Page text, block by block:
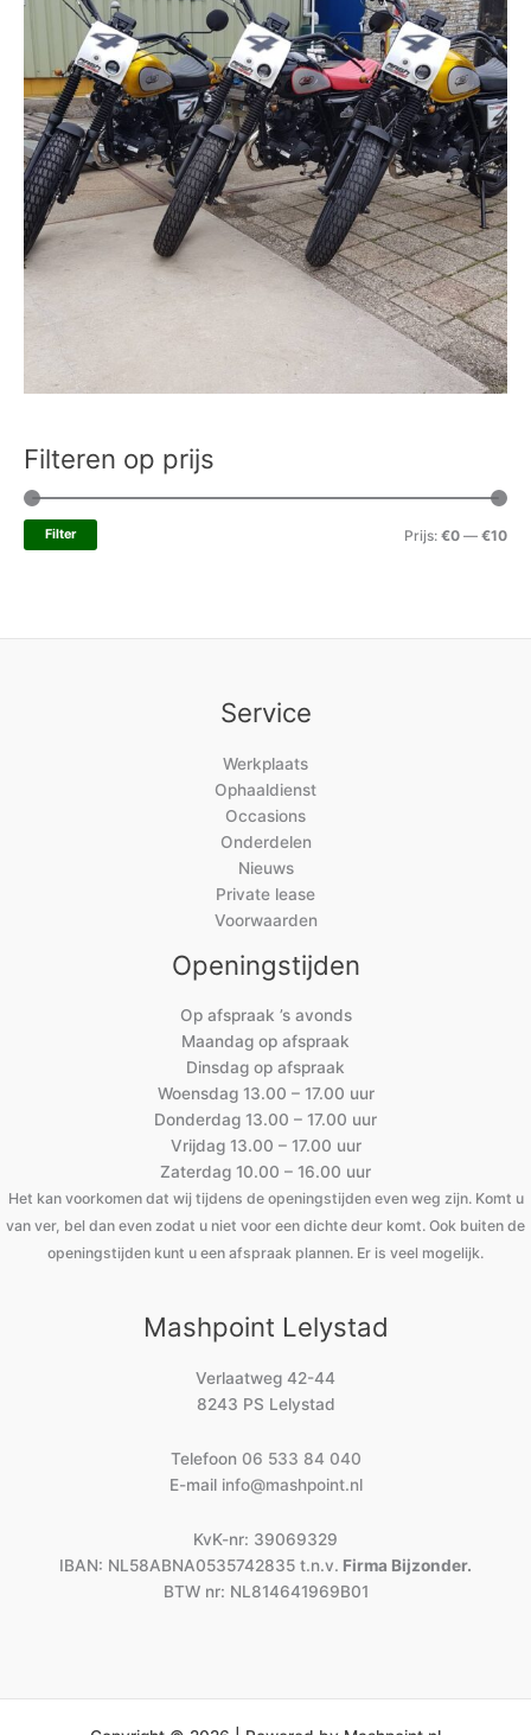
Filteren op prijs
Filter Prijs: €0 — €10
Service
Werkplaats
Ophaaldienst
Occasions
Onderdelen
Nieuws
Private lease
Voorwaarden
Openingstijden
Op afspraak ’s avonds
Maandag op afspraak
Dinsdag op afspraak
Woensdag 13.00 – 17.00 uur
Donderdag 13.00 – 17.00 uur
Vrijdag 13.00 – 17.00 uur
Zaterdag 10.00 – 16.00 uur
Het kan voorkomen dat wij tijdens de openingstijden even weg zijn. Komt u
van ver, bel dan even zodat u niet voor een dichte deur komt. Ook buiten de
openingstijden kunt u een afspraak plannen. Er is veel mogelijk.
Mashpoint Lelystad
Verlaatweg 42-44
8243 PS Lelystad
Telefoon 06 533 84 040
E-mail info@mashpoint.nl
KvK-nr: 39069329
IBAN: NL58ABNA0535742835 t.n.v. Firma Bijzonder.
BTW nr: NL814641969B01